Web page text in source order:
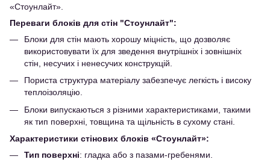
«Стоунлайт».
Переваги блоків для стін "Стоунлайт":
Блоки для стін мають хорошу міцність, що дозволяє
використовувати їх для зведення внутрішніх і зовнішніх
стін, несучих і ненесучих конструкцій.
Пориста структура матеріалу забезпечує легкість і високу
теплоізоляцію.
Блоки випускаються з різними характеристиками, такими
як тип поверхні, товщина та щільність в сухому стані.
Характеристики стінових блоків «Стоунлайт»:
Тип поверхні: гладка або з пазами-гребенями.